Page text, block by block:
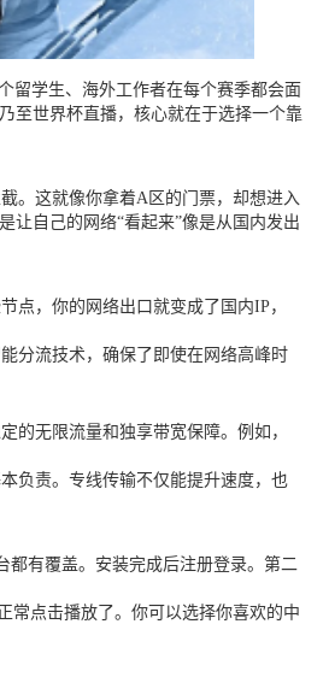
留学生、海外工作者在每个赛季都会面
至世界杯直播，核心就在于选择一个靠
。这就像你拿着A区的门票，却想进入
让自己的网络“看起来”像是从国内发出
点，你的网络出口就变成了国内IP，
分流技术，确保了即使在网络高峰时
的无限流量和独享带宽保障。例如，
负责。专线传输不仅能提升速度，也
都有覆盖。安装完成后注册登录。第二
常点击播放了。你可以选择你喜欢的中